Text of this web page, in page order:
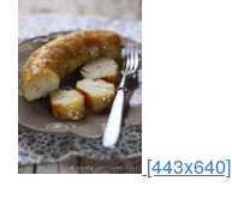
[443x640]